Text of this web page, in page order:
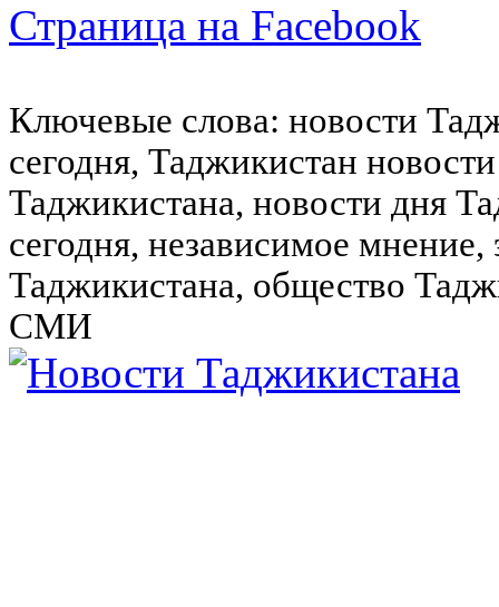
Страница на Facebook
Ключевые слова: новости
сегодня, Таджикистан
Таджикистана, новости дня
сегодня, независимое
Таджикистана, общество
СМИ